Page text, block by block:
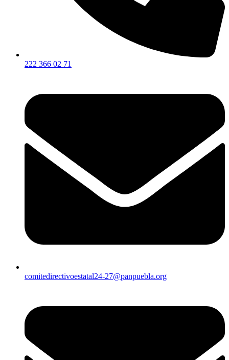
222 366 02 71
comitedirectivoestatal24-27@panpuebla.org